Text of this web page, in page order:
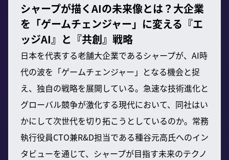
シャープが描くAIの未来像とは？大企業
を「ゲームチェンジャー」に変える『エ
ッジAI』と『共創』戦略
日本を代表する老舗大企業であるシャープが、AI時
代の波を「ゲームチェンジャー」となる機会と捉
え、独自の戦略を展開している。急速な技術進化と
グローバル競争が激化する現代において、同社はい
かにして次世代を切り拓こうとしているのか。常務
執行役員CTO兼R&D担当である種谷元高氏へのイン
タビューを通じて、シャープが目指す未来のテクノ